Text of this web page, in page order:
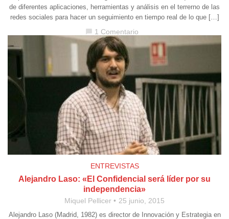
de diferentes aplicaciones, herramientas y análisis en el terrerno de las
redes sociales para hacer un seguimiento en tiempo real de lo que […]
1 Comentario
ENTREVISTAS
Alejandro Laso: «El Confidencial será líder por su
independencia»
Miquel Pellicer 25 junio, 2015
Alejandro Laso (Madrid, 1982) es director de Innovación y Estrategia en